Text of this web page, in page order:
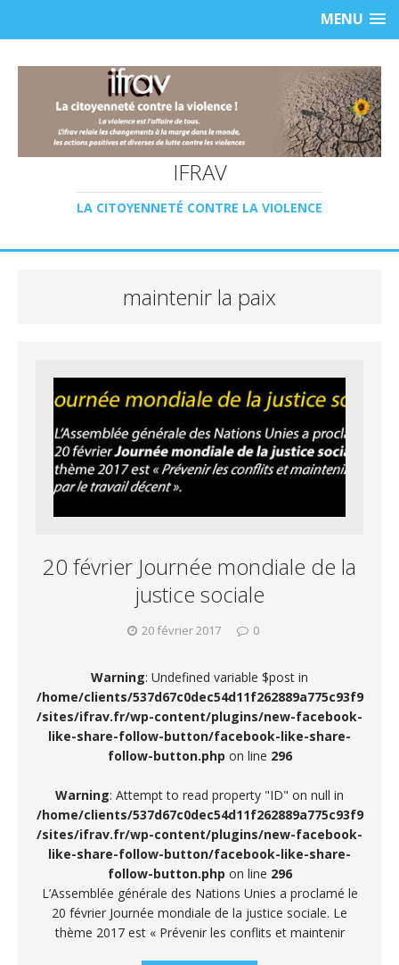
MENU
IFRAV
LA CITOYENNETÉ CONTRE LA VIOLENCE
maintenir la paix
20 février Journée mondiale de la
justice sociale
20 février 2017 0
Warning: Undefined variable $post in
/home/clients/537d67c0dec54d11f262889a775c93f9
/sites/ifrav.fr/wp-content/plugins/new-facebook-
like-share-follow-button/facebook-like-share-
follow-button.php on line 296
Warning: Attempt to read property "ID" on null in
/home/clients/537d67c0dec54d11f262889a775c93f9
/sites/ifrav.fr/wp-content/plugins/new-facebook-
like-share-follow-button/facebook-like-share-
follow-button.php on line 296
L’Assemblée générale des Nations Unies a proclamé le
20 février Journée mondiale de la justice sociale. Le
thème 2017 est « Prévenir les conflits et maintenir